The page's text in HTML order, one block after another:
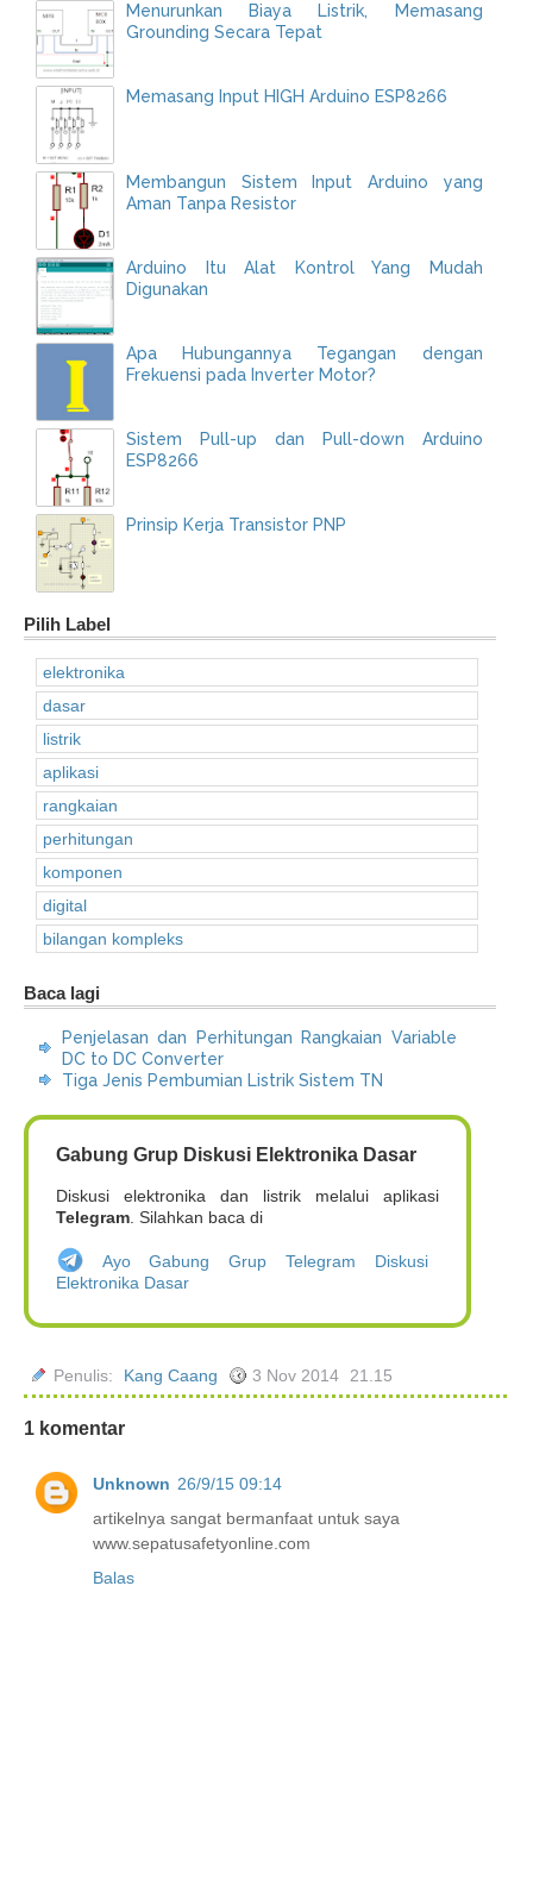
Menurunkan Biaya Listrik, Memasang
Grounding Secara Tepat
Memasang Input HIGH Arduino ESP8266
Membangun Sistem Input Arduino yang
Aman Tanpa Resistor
Arduino Itu Alat Kontrol Yang Mudah
Digunakan
Apa Hubungannya Tegangan dengan
Frekuensi pada Inverter Motor?
Sistem Pull-up dan Pull-down Arduino
ESP8266
Prinsip Kerja Transistor PNP
Pilih Label
elektronika
dasar
listrik
aplikasi
rangkaian
perhitungan
komponen
digital
bilangan kompleks
Baca lagi
Penjelasan dan Perhitungan Rangkaian Variable
DC to DC Converter
Tiga Jenis Pembumian Listrik Sistem TN
Gabung Grup Diskusi Elektronika Dasar
Diskusi elektronika dan listrik melalui aplikasi
Telegram . Silahkan baca di
Ayo Gabung Grup Telegram Diskusi
Elektronika Dasar
Penulis: Kang Caang 3 Nov 2014 21.15
1 komentar
Unknown 26/9/15 09:14
artikelnya sangat bermanfaat untuk saya
www.sepatusafetyonline.com
Balas